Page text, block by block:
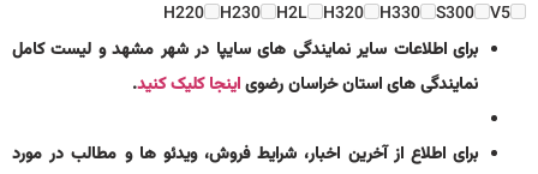
V5
S300
H330
H320
H2L
H230
H220
برای اطلاعات سایر نمایندگی های سایپا در شهر مشهد و لیست کامل
نمایندگی های استان خراسان رضویاینجا کلیک کنید.
برای اطلاع از آخرین اخبار، شرایط فروش، ویدئو ها و مطالب در مورد